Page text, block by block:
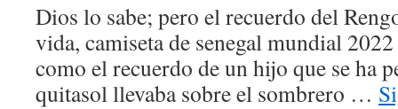
Dios lo sabe; pero el recuerdo del
vida, camiseta de senegal mundial
como el recuerdo de un hijo que se ha
quitasol llevaba sobre el sombrero …